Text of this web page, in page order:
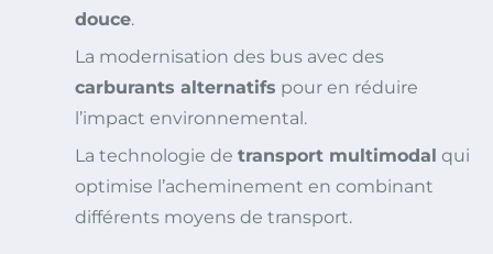
douce.
La modernisation des bus avec des
carburants alternatifs pour en réduire
l’impact environnemental.
La technologie de transport multimodal qui
optimise l’acheminement en combinant
différents moyens de transport.